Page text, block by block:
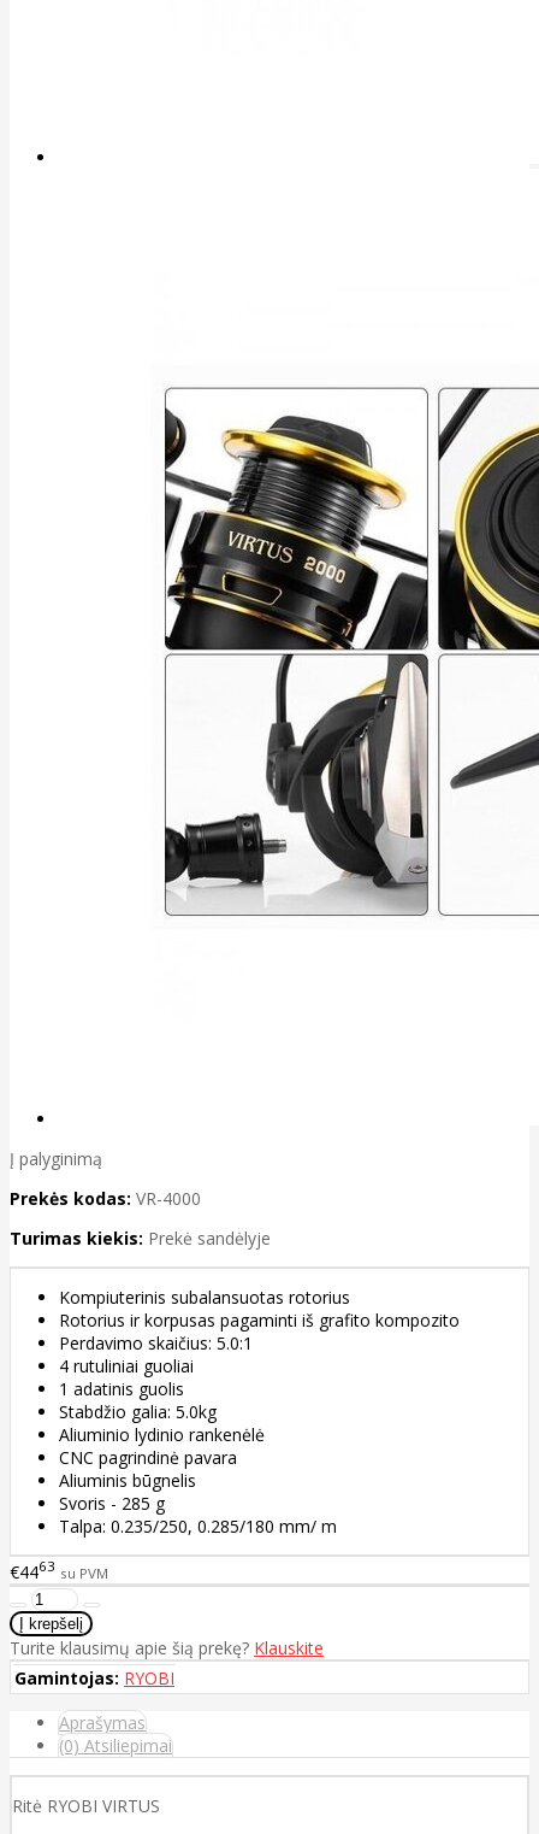
Į palyginimą
Prekės kodas: VR-4000
Turimas kiekis: Prekė sandėlyje
Kompiuterinis subalansuotas rotorius
Rotorius ir korpusas pagaminti iš grafito kompozito
Perdavimo skaičius: 5.0:1
4 rutuliniai guoliai
1 adatinis guolis
Stabdžio galia: 5.0kg
Aliuminio lydinio rankenėlė
CNC pagrindinė pavara
Aliuminis būgnelis
Svoris - 285 g
Talpa: 0.235/250, 0.285/180 mm/ m
€4463 su PVM
Turite klausimų apie šią prekę? Klauskite
Gamintojas: RYOBI
Aprašymas
(0) Atsiliepimai
Ritė RYOBI VIRTUS